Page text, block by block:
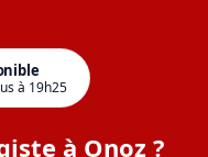
à 19h25
à Onoz ?